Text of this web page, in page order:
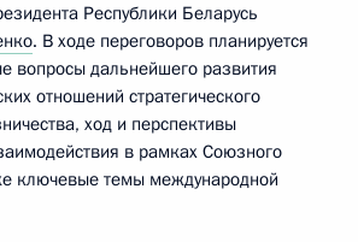
Республики Беларусь
. В ходе переговоров планируется
вопросы дальнейшего развития
отношений стратегического
ход и перспективы
в рамках Союзного
ключевые темы международной